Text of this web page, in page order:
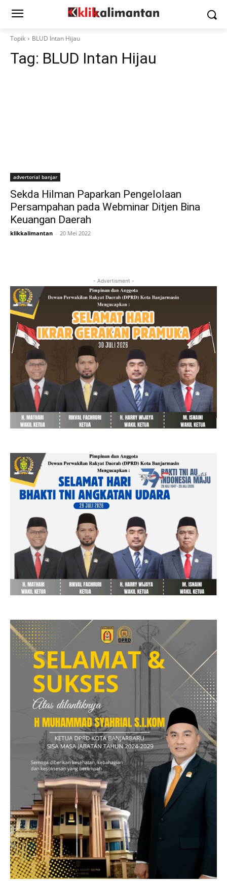
Topik BLUD Intan Hijau
Tag: BLUD Intan Hijau
advertorial banjar
Sekda Hilman Paparkan Pengelolaan
Persampahan pada Webminar Ditjen Bina
Keuangan Daerah
klikkalimantan - 20 Mei 2022
- Advertisment -